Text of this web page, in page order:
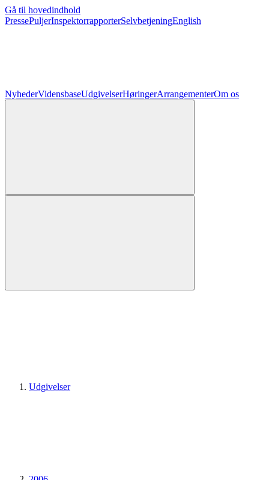
Gå til hovedindhold
PressePuljerInspektorrapporterSelvbetjeningEnglish
NyhederVidensbaseUdgivelserHøringerArrangementerOm os
Udgivelser